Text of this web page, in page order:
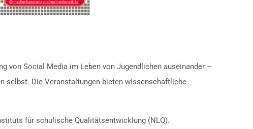
von Social Media im Leben von Jugendlichen auseinander –
selbst. Die Veranstaltungen bieten wissenschaftliche
für schulische Qualitätsentwicklung (NLQ).